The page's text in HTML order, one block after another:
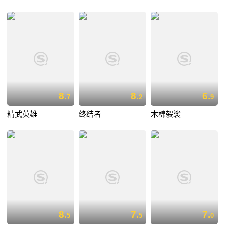
8.7
精武英雄
8.2
终结者
6.9
木棉袈裟
8.5 7.5 7.0